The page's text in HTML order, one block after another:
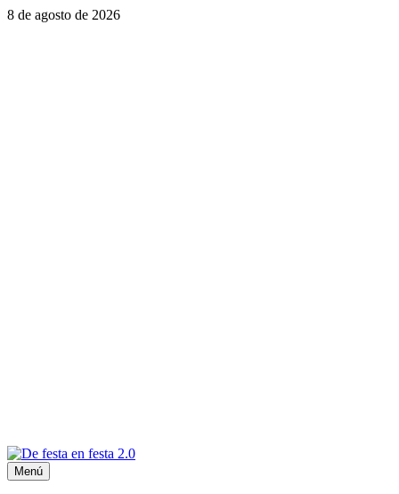
Saltar
8 de agosto de 2026
De festa en festa 2.0
Menú